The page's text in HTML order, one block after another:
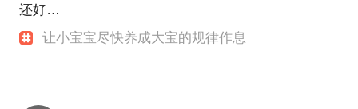
还好…
让小宝宝尽快养成大宝的规律作息